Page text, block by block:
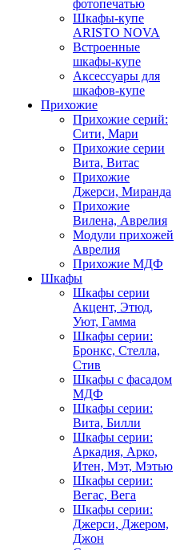
фотопечатью
Шкафы-купе
ARISTO NOVA
Встроенные
шкафы-купе
Аксессуары для
шкафов-купе
Прихожие
Прихожие серий:
Сити, Мари
Прихожие серии
Вита, Витас
Прихожие
Джерси, Миранда
Прихожие
Вилена, Аврелия
Модули прихожей
Аврелия
Прихожие МДФ
Шкафы
Шкафы серии
Акцент, Этюд,
Уют, Гамма
Шкафы серии:
Бронкс, Стелла,
Стив
Шкафы с фасадом
МДФ
Шкафы серии:
Вита, Билли
Шкафы серии:
Аркадия, Арко,
Итен, Мэт, Мэтью
Шкафы серии:
Вегас, Вега
Шкафы серии:
Джерси, Джером,
Джон